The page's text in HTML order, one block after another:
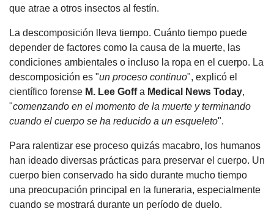
que atrae a otros insectos al festín.
La descomposición lleva tiempo. Cuánto tiempo puede
depender de factores como la causa de la muerte, las
condiciones ambientales o incluso la ropa en el cuerpo. La
descomposición es "un proceso continuo", explicó el
científico forense M. Lee Goffa Medical News Today,
"comenzando en el momento de la muerte y terminando
cuando el cuerpo se ha reducido a un esqueleto".
Para ralentizar ese proceso quizás macabro, los humanos
han ideado diversas prácticas para preservar el cuerpo. Un
cuerpo bien conservado ha sido durante mucho tiempo
una preocupación principal en la funeraria, especialmente
cuando se mostrará durante un período de duelo.